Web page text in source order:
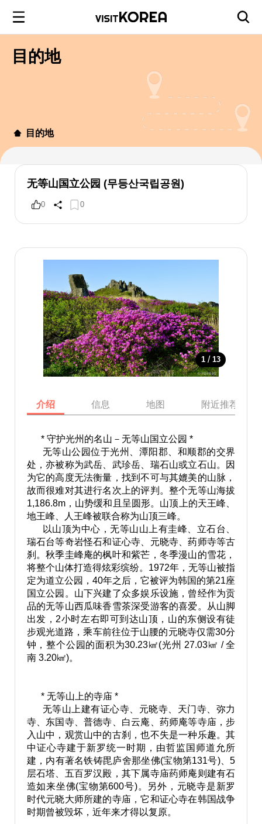
目的地
目的地
无等山国立公园 (무등산국립공원)
0 0
1 / 13
介绍 信息 地图 附近推荐景点
* 守护光州的名山－无等山国立公园 *
无等山公园位于光州、潭阳郡、和顺郡的交界
处，亦被称为武岳、武珍岳、瑞石山或立石山。因
为它的高度无法衡量，找到不可与其媲美的山脉，
故而很难对其进行名次上的评判。整个无等山海拔
1,186.8m，山势缓和且呈圆形。山顶上的天王峰、
地王峰、人王峰被联合称为山顶三峰。
以山顶为中心，无等山山上有圭峰、立石台、
瑞石台等奇岩怪石和证心寺、元晓寺、药师寺等古
刹。秋季圭峰庵的枫叶和紫芒，冬季漫山的雪花，
将整个山体打造得炫彩缤纷。1972年，无等山被指
定为道立公园，40年之后，它被评为韩国的第21座
国立公园。山下兴建了众多娱乐设施，曾经作为贡
品的无等山西瓜味香雪茶深受游客的喜爱。从山脚
出发，2小时左右即可到达山顶，山的东侧设有徒
步观光道路，乘车前往位于山腰的元晓寺仅需30分
钟，整个公园的面积为30.23㎢(光州 27.03㎢ / 全
南 3.20㎢)。
* 无等山上的寺庙 *
无等山上建有证心寺、元晓寺、天门寺、弥力
寺、东国寺、普德寺、白云庵、药师庵等寺庙，步
入山中，观赏山中的古刹，也不失是一种乐趣。其
中证心寺建于新罗统一时期，由哲监国师道允所
建，内有著名铁铸毘庐舍那坐佛(宝物第131号)、5
层石塔、五百罗汉殿，其下属寺庙药师庵则建有石
造如来坐佛(宝物第600号)。另外，元晓寺是新罗
时代元晓大师所建的寺庙，它和证心寺在韩国战争
时期曾被毁坏，近年来才得以复原。